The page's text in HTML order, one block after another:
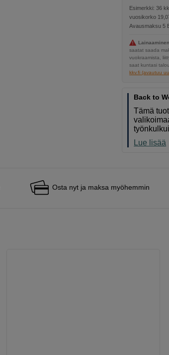
Esimerkki: 36
vuosikorko
Avausmaksu 5
saatat saada
vuokraamista,
saat kuntasi
kkv.fi (avautuu
Back to
Tämä
Lue lisää
Osta nyt ja maksa myöhemmin